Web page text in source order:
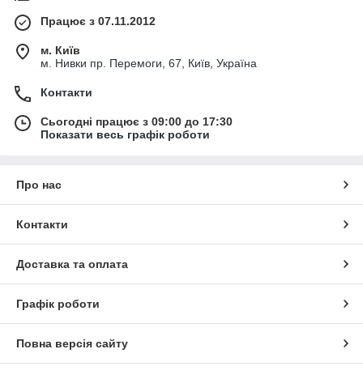
Працює з 07.11.2012
м. Київ
м. Нивки пр. Перемоги, 67, Київ, Україна
Контакти
Сьогодні працює з 09:00 до 17:30
Показати весь графік роботи
Про нас
Контакти
Доставка та оплата
Графік роботи
Повна версія сайту